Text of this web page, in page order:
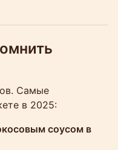
Самые
в 2025:
соусом в